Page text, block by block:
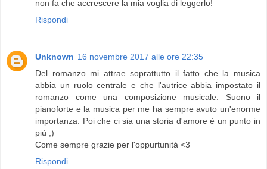
non fa che accrescere la mia voglia di leggerlo!
Rispondi
Unknown 16 novembre 2017 alle ore 22:35
Del romanzo mi attrae soprattutto il fatto che la musica
abbia un ruolo centrale e che l'autrice abbia impostato il
romanzo come una composizione musicale. Suono il
pianoforte e la musica per me ha sempre avuto un'enorme
importanza. Poi che ci sia una storia d'amore è un punto in
più ;)
Come sempre grazie per l'oppurtunità <3
Rispondi